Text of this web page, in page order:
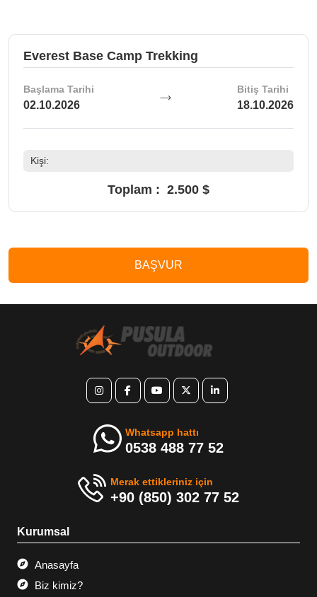
Everest Base Camp Trekking
Başlama Tarihi
02.10.2026
Bitiş Tarihi
18.10.2026
Kişi:
Toplam : 2.500 $
BAŞVUR
Whatsapp hattı
0538 488 77 52
Merak ettikleriniz için
+90 (850) 302 77 52
Kurumsal
Anasayfa
Biz kimiz?